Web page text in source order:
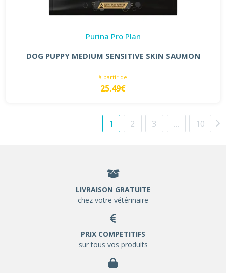
Purina Pro Plan
DOG PUPPY MEDIUM SENSITIVE SKIN SAUMON
à partir de
25.49€
1 2 3 … 10
LIVRAISON GRATUITE
chez votre vétérinaire
PRIX COMPETITIFS
sur tous vos produits